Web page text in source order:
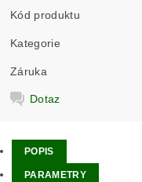
Kód produktu
Kategorie
Záruka
Dotaz
POPIS
PARAMETRY